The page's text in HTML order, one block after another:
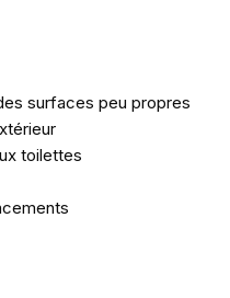
surfaces peu propres
toilettes